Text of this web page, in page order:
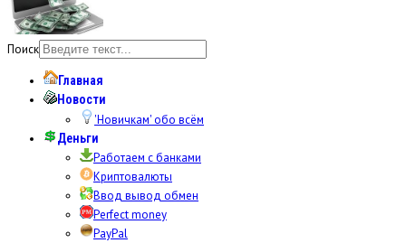
Поиск
Главная
Новости
'Новичкам' обо всём
Деньги
Работаем с банками
Криптовалюты
Ввод вывод обмен
Perfect money
PayPal